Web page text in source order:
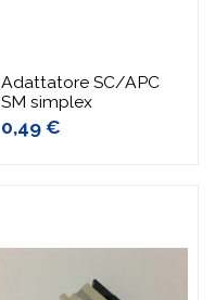
Adattatore SC/APC
SM simplex
0,49 €